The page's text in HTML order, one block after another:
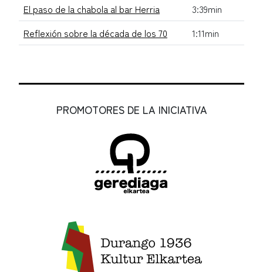
El paso de la chabola al bar Herria
3:39min
Reflexión sobre la década de los 70
1:11min
PROMOTORES DE LA INICIATIVA